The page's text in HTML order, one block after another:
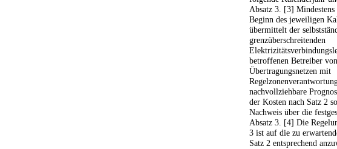
Absatz 3. [3] Mindestens
Beginn des jeweiligen
übermittelt der
grenzüberschreitenden
betroffenen Betreiber von
Übertragungsnetzen mit
nachvollziehbare
der Kosten nach Satz 2
Nachweis über die
Absatz 3. [4] Die
3 ist auf die zu
Satz 2 entsprechend